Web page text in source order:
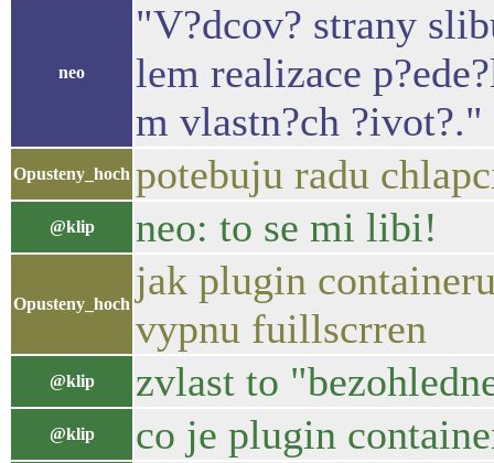
neo
"V?dcov? strany
lem realizace
m vlastn?ch ?ivot?."
Opusteny_hoch potebuju radu
@klip neo: to se mi libi!
Opusteny_hoch
jak plugin
vypnu fuillscrren
@klip zvlast to
@klip co je plugin